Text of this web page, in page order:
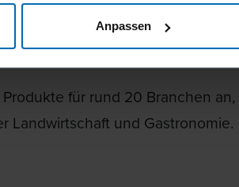
Anpassen
Kreislaufwirtschaft, Quality Austria
für rund 20 Branchen
Landwirtschaft und Gastronomie.